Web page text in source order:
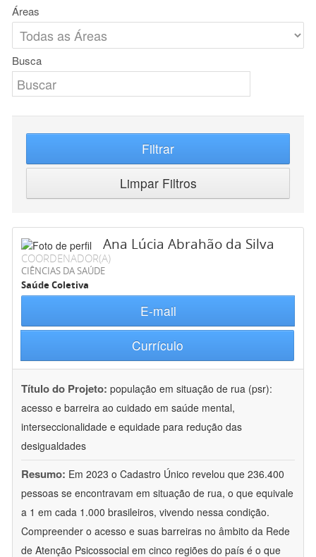
Áreas
Busca
Filtrar
Limpar Filtros
Ana Lúcia Abrahão da Silva
COORDENADOR(A)
CIÊNCIAS DA SAÚDE
Saúde Coletiva
E-mail
Currículo
Título do Projeto: população em situação de rua (psr):
acesso e barreira ao cuidado em saúde mental,
interseccionalidade e equidade para redução das
desigualdades
Resumo: Em 2023 o Cadastro Único revelou que 236.400
pessoas se encontravam em situação de rua, o que equivale
a 1 em cada 1.000 brasileiros, vivendo nessa condição.
Compreender o acesso e suas barreiras no âmbito da Rede
de Atenção Psicossocial em cinco regiões do país é o que